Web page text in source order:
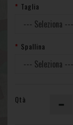
Taglia
Spallina
Qtà